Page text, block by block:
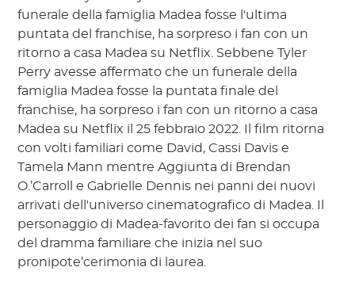
funerale della famiglia Madea fosse l'ultima
puntata del franchise, ha sorpreso i fan con un
ritorno a casa Madea su Netflix. Sebbene Tyler
Perry avesse affermato che un funerale della
famiglia Madea fosse la puntata finale del
franchise, ha sorpreso i fan con un ritorno a casa
Madea su Netflix il 25 febbraio 2022. Il film ritorna
con volti familiari come David, Cassi Davis e
Tamela Mann mentre Aggiunta di Brendan
O.’Carroll e Gabrielle Dennis nei panni dei nuovi
arrivati ​​dell'universo cinematografico di Madea. Il
personaggio di Madea-favorito dei fan si occupa
del dramma familiare che inizia nel suo
pronipote’cerimonia di laurea.